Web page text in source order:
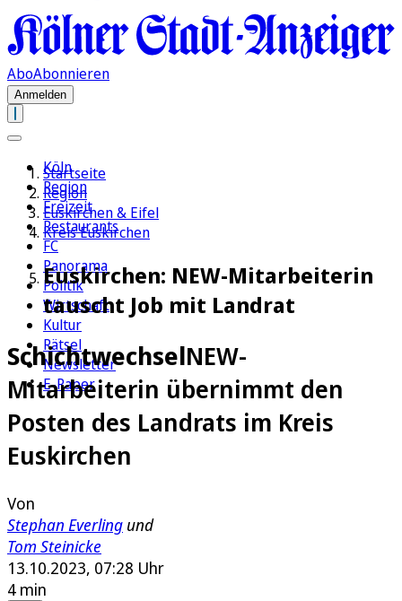
AboAbonnieren
Anmelden
Köln
Region
Freizeit
Restaurants
FC
Panorama
Politik
Wirtschaft
Kultur
Rätsel
Newsletter
E-Paper
Startseite
Region
Euskirchen & Eifel
Kreis Euskirchen
Euskirchen: NEW-Mitarbeiterin
tauscht Job mit Landrat
SchichtwechselNEW-
Mitarbeiterin übernimmt den
Posten des Landrats im Kreis
Euskirchen
Von
Stephan Everling und
Tom Steinicke
13.10.2023, 07:28 Uhr
4 min